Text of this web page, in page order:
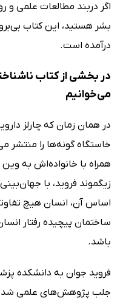
اگر دربند مطالعات علمی
بشر هستید، این کتاب
درآمده است.
در بخشی از کتاب
می‌خوانیم
در همان زمان که چارلز
خاستگاه گونه‌ها را منتشر
همراه با خانواده‌اش به
زیگموند فروید، با
اساس آن، انسان هیچ
ساختمان پیچیده رفتار
باشد.
فروید جوان به دانشکده
جلب پژوهش‌های علمی شد